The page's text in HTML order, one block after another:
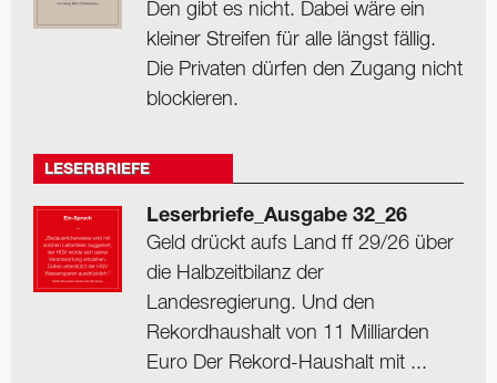
Den gibt es nicht. Dabei wäre ein
kleiner Streifen für alle längst fällig.
Die Privaten dürfen den Zugang nicht
blockieren.
LESERBRIEFE
Leserbriefe_Ausgabe 32_26
Geld drückt aufs Land ff 29/26 über
die Halbzeitbilanz der
Landesregierung. Und den
Rekordhaushalt von 11 Milliarden
Euro Der Rekord-Haushalt mit ...